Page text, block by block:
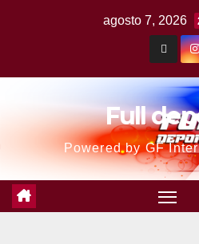
agosto 7, 2026
Full
Powered by GF